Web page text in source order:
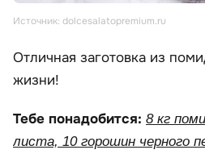
Источник: dolcesalatopremium.ru
Отличная заготовка из
жизни!
Тебе понадобится: 8 кг
листа, 10 горошин черного